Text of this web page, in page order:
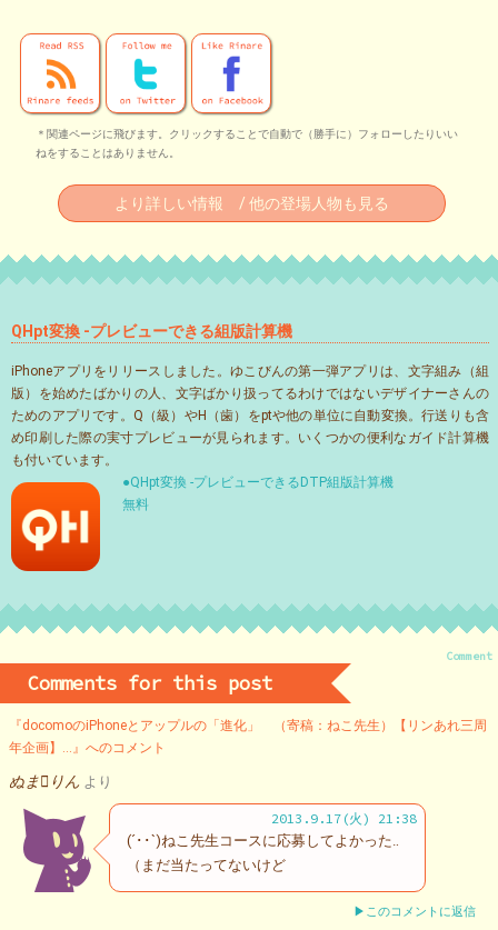
＊関連ページに飛びます。クリックすることで自動で（勝手に）フォローしたりいい
ねをすることはありません。
より詳しい情報 / 他の登場人物も見る
QHpt変換 -プレビューできる組版計算機
iPhoneアプリをリリースしました。ゆこびんの第一弾アプリは、文字組み（組
版）を始めたばかりの人、文字ばかり扱ってるわけではないデザイナーさんの
ためのアプリです。Q（級）やH（歯）をptや他の単位に自動変換。行送りも含
め印刷した際の実寸プレビューが見られます。いくつかの便利なガイド計算機
も付いています。
●QHpt変換 -プレビューできるDTP組版計算機
無料
Comment
Comments for this post
『docomoのiPhoneとアップルの「進化」 （寄稿：ねこ先生）【リンあれ三周
年企画】…』へのコメント
ぬまりん より
2013.9.17(火) 21:38
(´･･`)ねこ先生コースに応募してよかった‥
（まだ当たってないけど
▶このコメントに返信